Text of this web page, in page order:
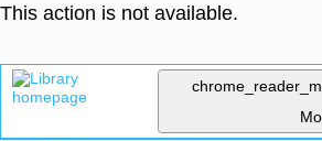
This action is not available.